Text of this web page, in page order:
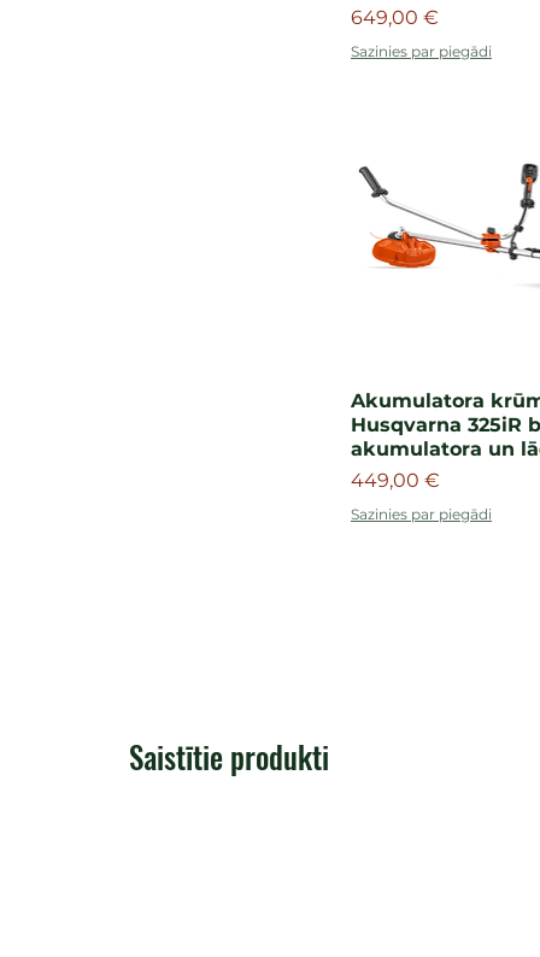
Cena
649,00 €
Sazinies par piegādi
Akumulatora
Husqvarna 325iR​
akumulatora un
Cena
449,00 €
Sazinies par piegādi
Saistītie produkti